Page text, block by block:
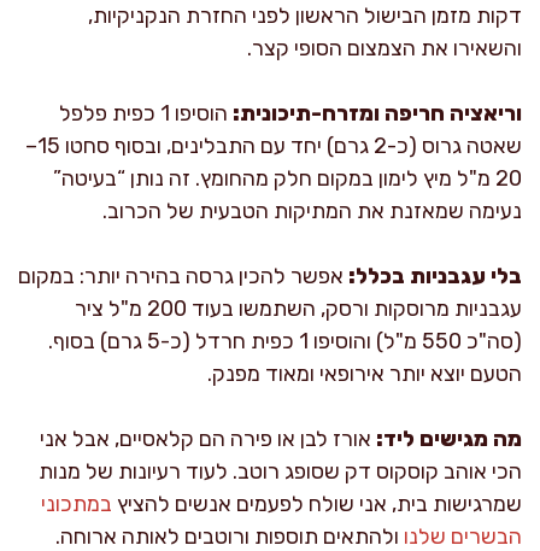
דקות מזמן הבישול הראשון לפני החזרת הנקניקיות,
והשאירו את הצמצום הסופי קצר.
וריאציה חריפה ומזרח-תיכונית:
הוסיפו 1 כפית פלפל
שאטה גרוס (כ-2 גרם) יחד עם התבלינים, ובסוף סחטו 15–
20 מ"ל מיץ לימון במקום חלק מהחומץ. זה נותן “בעיטה”
נעימה שמאזנת את המתיקות הטבעית של הכרוב.
בלי עגבניות בכלל: אפשר להכין גרסה בהירה יותר: במקום
עגבניות מרוסקות ורסק, השתמשו בעוד 200 מ"ל ציר
(סה"כ 550 מ"ל) והוסיפו 1 כפית חרדל (כ-5 גרם) בסוף.
הטעם יוצא יותר אירופאי ומאוד מפנק.
מה מגישים ליד: אורז לבן או פירה הם קלאסיים, אבל אני
הכי אוהב קוסקוס דק שסופג רוטב. לעוד רעיונות של מנות
שמרגישות בית, אני שולח לפעמים אנשים להציץ במתכוני
הבשרים שלנו ולהתאים תוספות ורוטבים לאותה ארוחה.